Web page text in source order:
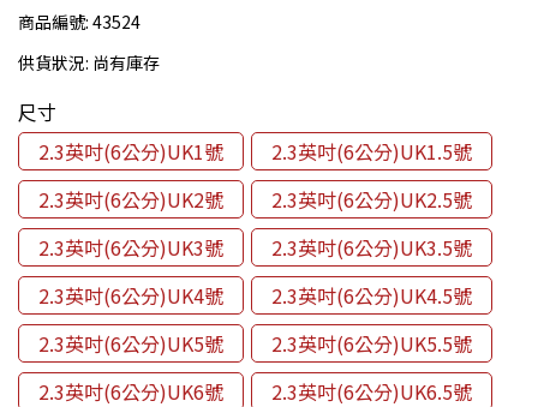
商品編號: 43524
供貨狀況: 尚有庫存
尺寸
2.3英吋(6公分)UK1號
2.3英吋(6公分)UK1.5號
2.3英吋(6公分)UK2號
2.3英吋(6公分)UK2.5號
2.3英吋(6公分)UK3號
2.3英吋(6公分)UK3.5號
2.3英吋(6公分)UK4號
2.3英吋(6公分)UK4.5號
2.3英吋(6公分)UK5號
2.3英吋(6公分)UK5.5號
2.3英吋(6公分)UK6號
2.3英吋(6公分)UK6.5號